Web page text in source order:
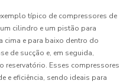
típico de compressores de
cilindro e um pistão para
cima e para baixo dentro do
de sucção e, em seguida,
reservatório. Esses compressores
e eficiência, sendo ideais para